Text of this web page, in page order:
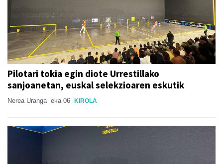
Pilotari tokia egin diote Urrestillako
sanjoanetan, euskal selekzioaren eskutik
Nerea Uranga eka 06 KIROLA